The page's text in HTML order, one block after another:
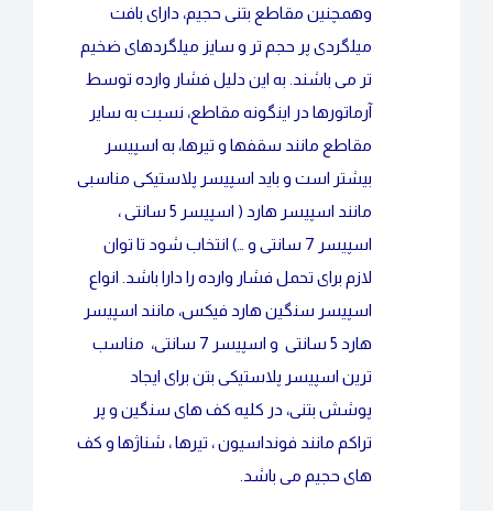
وهمچنین مقاطع بتنی حجیم، دارای بافت
میلگردی پر حجم تر و سایز میلگردهای ضخیم
تر می باشند. به این دلیل فشار وارده توسط
آرماتورها در اینگونه مقاطع، نسبت به سایر
مقاطع مانند سقفها و تیرها، به اسپیسر
بیشتر است و باید اسپیسر پلاستیکی مناسبی
مانند اسپیسر هارد ( اسپیسر 5 سانتی ،
اسپیسر 7 سانتی و …) انتخاب شود تا توان
لازم برای تحمل فشار وارده را دارا باشد. انواع
اسپیسر سنگین هارد فیکس، مانند اسپیسر
هارد 5 سانتی و اسپیسر 7 سانتی، مناسب
ترین اسپیسر پلاستیکی بتن برای ایجاد
پوشش بتنی، در کلیه کف های سنگین و پر
تراکم مانند فونداسیون ، تیرها ، شناژها و کف
های حجیم می باشد.